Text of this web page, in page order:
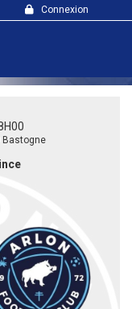
Connexion
Bastogne